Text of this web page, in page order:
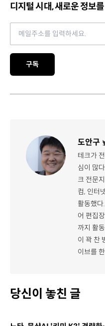
디지털 시대, 새로운 정보
Email address
구독
도안구
테크가
심이 많
크 전문
컴, 인터
활동했
어 편집
까지 활
이 꽉 찬
이브를
당신이 놓친 글